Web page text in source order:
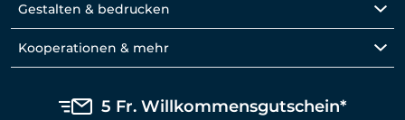
Gestalten & bedrucken
Kooperationen & mehr
5 Fr. Willkommensgutschein*